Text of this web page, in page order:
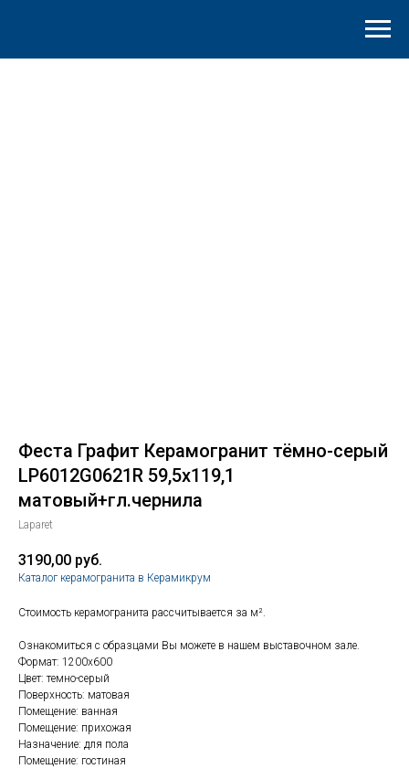
Феста Графит Керамогранит тёмно-серый
LP6012G0621R 59,5х119,1
матовый+гл.чернила
Laparet
3190,00 руб.
Каталог керамогранита в Керамикрум
Стоимость керамогранита рассчитывается за м².
Ознакомиться с образцами Вы можете в нашем выставочном зале.
Формат: 1200х600
Цвет: темно-серый
Поверхность: матовая
Помещение: ванная
Помещение: прихожая
Назначение: для пола
Помещение: гостиная